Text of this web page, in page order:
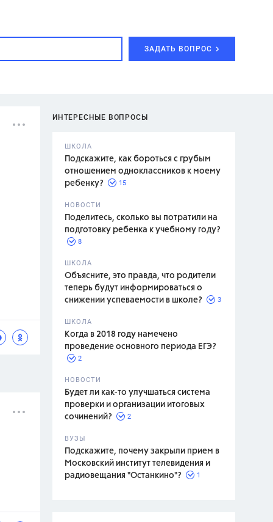
ЗАДАТЬ ВОПРОС
ИНТЕРЕСНЫЕ ВОПРОСЫ
ШКОЛА
Подскажите, как бороться с грубым
отношением одноклассников к моему
ребенку?
15
НОВОСТИ
Поделитесь, сколько вы потратили на
подготовку ребенка к учебному году?
8
ШКОЛА
Объясните, это правда, что родители
теперь будут информироваться о
снижении успеваемости в школе?
3
ШКОЛА
Когда в 2018 году намечено
проведение основного периода ЕГЭ?
2
НОВОСТИ
Будет ли как-то улучшаться система
проверки и организации итоговых
сочинений?
2
ВУЗЫ
Подскажите, почему закрыли прием в
Московский институт телевидения и
радиовещания "Останкино"?
1